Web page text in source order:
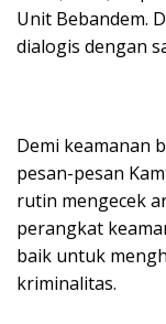
Unit Bebandem.
dialogis dengan
​Demi keamanan
pesan-pesan
rutin mengecek
perangkat
baik untuk
kriminalitas.